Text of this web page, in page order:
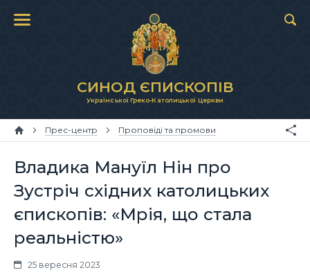
СИНОД ЄПИСКОПІВ
Української Греко-Католицької Церкви
Прес-центр Проповіді та промови
Владика Мануїл Нін про
Зустріч східних католицьких
єпископів: «Мрія, що стала
реальністю»
25 вересня 2023